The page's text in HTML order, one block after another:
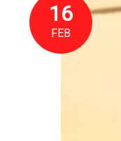
16
FEB